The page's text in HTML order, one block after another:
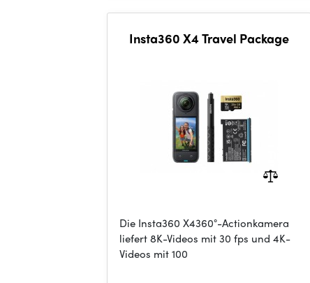
Insta360 X4 Travel Package
Die Insta360 X4360°-Actionkamera
liefert 8K-Videos mit 30 fps und 4K-
Videos mit 100